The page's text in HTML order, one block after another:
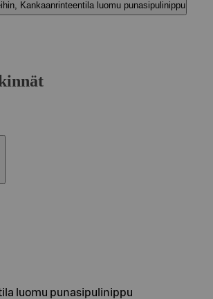
Kankaanrinteentila luomu punasipulinippu
luomu punasipulinippu